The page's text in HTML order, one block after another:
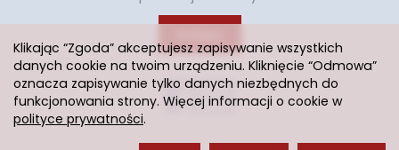
Klikając “Zgoda” akceptujesz zapisywanie wszystkich
danych cookie na twoim urządzeniu. Kliknięcie “Odmowa”
oznacza zapisywanie tylko danych niezbędnych do
funkcjonowania strony. Więcej informacji o cookie w
polityce prywatności.